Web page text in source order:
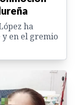
ha
y en el gremio